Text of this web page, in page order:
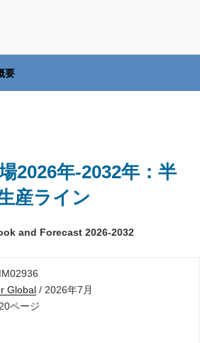
要
2026年-2032年：半
産ライン
and Forecast 2026-2032
Global/ 2026年7月
ページ